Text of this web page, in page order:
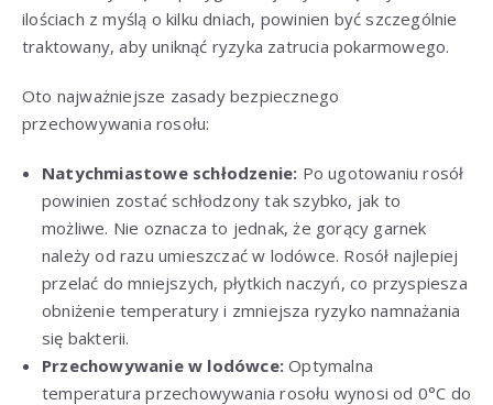
ilościach z myślą o kilku dniach, powinien być szczególnie
traktowany, aby uniknąć ryzyka zatrucia pokarmowego.
Oto najważniejsze zasady bezpiecznego
przechowywania rosołu:
Natychmiastowe schłodzenie: Po ugotowaniu rosół
powinien zostać schłodzony tak szybko, jak to
możliwe. Nie oznacza to jednak, że gorący garnek
należy od razu umieszczać w lodówce. Rosół najlepiej
przelać do mniejszych, płytkich naczyń, co przyspiesza
obniżenie temperatury i zmniejsza ryzyko namnażania
się bakterii.
Przechowywanie w lodówce: Optymalna
temperatura przechowywania rosołu wynosi od 0°C do